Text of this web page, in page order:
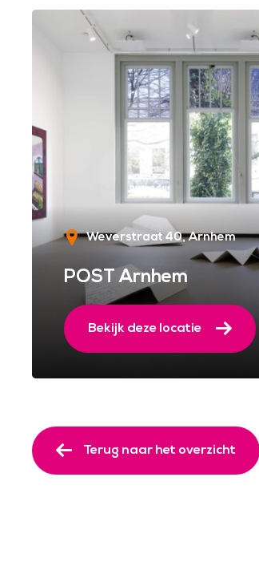
Weverstraat 40 Arnhem
POST Arnhem
Bekijk deze locatie
Terug naar het overzicht